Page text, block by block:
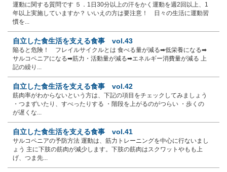
運動に関する質問です ５．1日30分以上の汗をかく運動を週2回以上、1
年以上実施していますか？ いいえの方は要注意！ 日々の生活に運動習
慣を...
自立した食生活を支える食事 vol.43
陥ると危険！ フレイルサイクルとは 食べる量が減る➡低栄養になる➡
サルコペニアになる➡筋力・活動量が減る➡エネルギー消費量が減る 上
記の繰り...
自立した食生活を支える食事 vol.42
筋肉率がわからないという方は、下記の項目をチェックしてみましょう
・つまずいたり、すべったりする ・階段を上がるのがつらい ・歩くの
が遅くな...
自立した食生活を支える食事 vol.41
サルコペニアの予防方法 運動は、筋力トレーニングを中心に行ないまし
ょう 主に下肢の筋肉が減少します。下肢の筋肉はスクワットやもも上
げ、つま先...